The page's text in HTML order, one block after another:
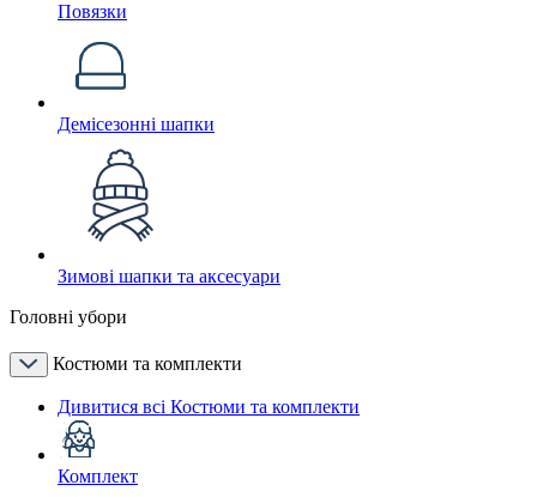
Повязки
Демісезонні шапки
Зимові шапки та аксесуари
Головні убори
Костюми та комплекти
Дивитися всі Костюми та комплекти
Комплект